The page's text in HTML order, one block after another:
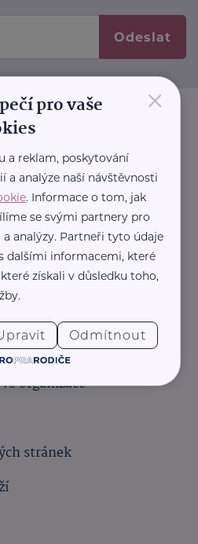
Odeslat
partnery
organizace
stránek
×
pro vaše
a reklam, poskytování
a analýze naší návštěvnosti
. Informace o tom, jak
se svými partnery pro
analýzy. Partneři tyto údaje
dalšími informacemi, které
získali v důsledku toho,
Odmítnout